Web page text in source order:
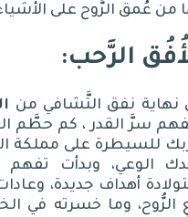
من عُمق الرُّوح على
الرَّحب:
نهاية نفق التَّشافي من
سرَّ القدر ، كم حطَّم
للسيطرة على مملكة
الوعي، وبدأت تفهم
أهداف جديدة،
الرُّوح، وما خسرته في